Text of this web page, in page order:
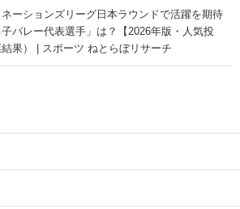
ネーションズリーグ日本ラウンドで活躍を期待
バレー代表選手」は？【2026年版・人気投
果） | スポーツ ねとらぼリサーチ